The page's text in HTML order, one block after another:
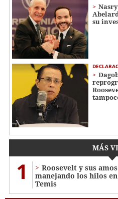
su
MÁS
1
Roosevelt y sus
manejando los hilos
Temis